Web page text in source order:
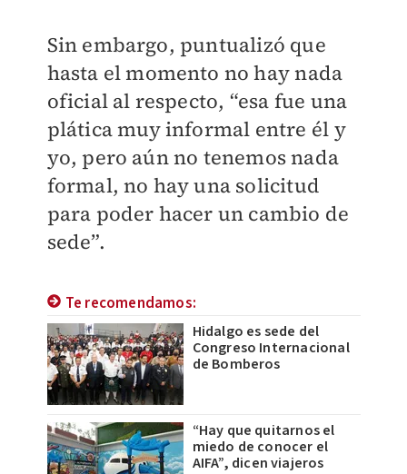
Sin embargo, puntualizó que
hasta el momento no hay nada
oficial al respecto, “esa fue una
plática muy informal entre él y
yo, pero aún no tenemos nada
formal, no hay una solicitud
para poder hacer un cambio de
sede”.
Te recomendamos:
Hidalgo es sede del
Congreso Internacional
de Bomberos
“Hay que quitarnos el
miedo de conocer el
AIFA”, dicen viajeros